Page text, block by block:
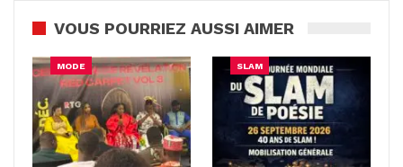
VOUS POURRIEZ AUSSI AIMER
MODE SLAM